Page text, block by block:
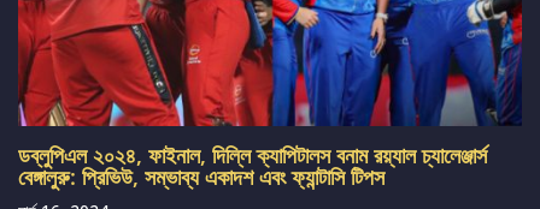
ডব্লুপিএল ২০২৪, ফাইনাল, দিল্লি ক্যাপিটালস বনাম রয়্যাল চ্যালেঞ্জার্স
বেঙ্গালুরু: প্রিভিউ, সম্ভাব্য একাদশ এবং ফ্যান্টাসি টিপস